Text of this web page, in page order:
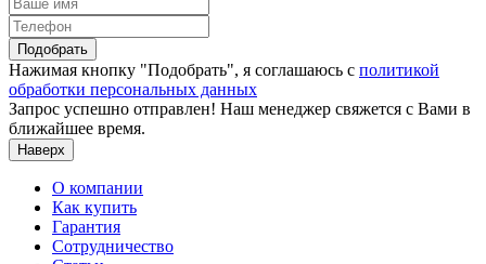
Подобрать
Нажимая кнопку "Подобрать", я соглашаюсь с политикой
обработки персональных данных
Запрос успешно отправлен! Наш менеджер свяжется с Вами в
ближайшее время.
Наверх
О компании
Как купить
Гарантия
Сотрудничество